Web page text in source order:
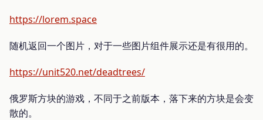
https://lorem.space
随机返回一个图片，对于一些图片组件展示还是有很用的。
https://unit520.net/deadtrees/
俄罗斯方块的游戏，不同于之前版本，落下来的方块是会变
散的。